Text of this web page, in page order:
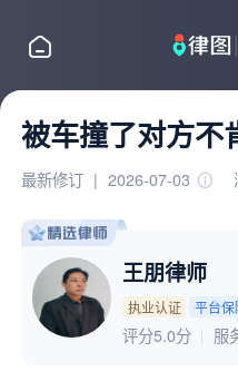
被车撞了对方不
最新修订 | 2026-07-03
王朋律师
执业认证 平台保
评分5.0分 服